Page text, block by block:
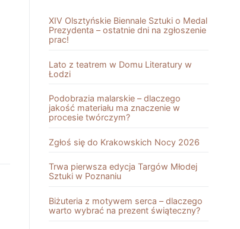
XIV Olsztyńskie Biennale Sztuki o Medal
Prezydenta – ostatnie dni na zgłoszenie
prac!
Lato z teatrem w Domu Literatury w
Łodzi
Podobrazia malarskie – dlaczego
jakość materiału ma znaczenie w
procesie twórczym?
Zgłoś się do Krakowskich Nocy 2026
Trwa pierwsza edycja Targów Młodej
Sztuki w Poznaniu
Biżuteria z motywem serca – dlaczego
warto wybrać na prezent świąteczny?